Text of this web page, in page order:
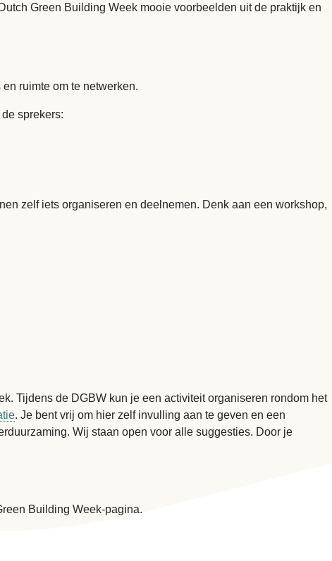
Green Building Week mooie voorbeelden uit de praktijk en
ruimte om te netwerken.
sprekers:
zelf iets organiseren en deelnemen. Denk aan een workshop,
Tijdens de DGBW kun je een activiteit organiseren rondom het
. Je bent vrij om hier zelf invulling aan te geven en een
Wij staan open voor alle suggesties. Door je
Building Week-pagina.